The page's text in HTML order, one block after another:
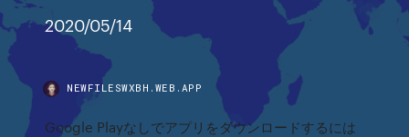
2020/05/14
NEWFILESWXBH.WEB.APP
Google Playなしでアプリをダウンロードするには